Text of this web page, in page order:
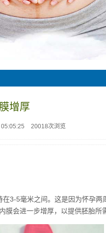
增厚
20018次浏览
3-5毫米之间。这是因为怀孕两
会进一步增厚，以提供胚胎所